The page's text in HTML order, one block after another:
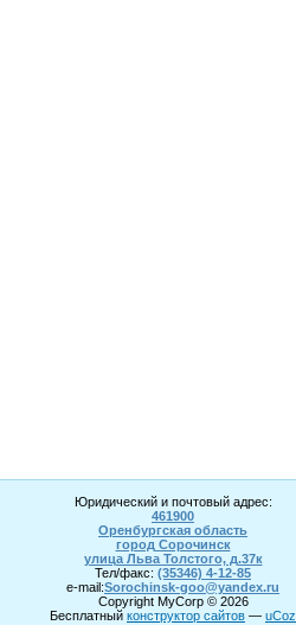
Юридический и почтовый адрес:
461900
Оренбургская область
город Сорочинск
улица Льва Толстого, д.37к
Тел/факс: (35346) 4-12-85
e-mail:Sorochinsk-goo@yandex.ru
Copyright MyCorp © 2026
Бесплатный конструктор сайтов — uCoz